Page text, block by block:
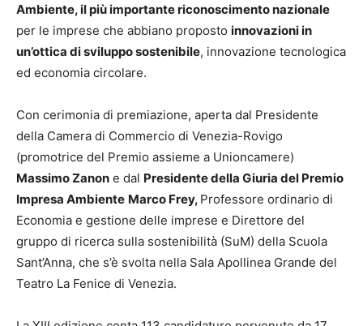
Ambiente, il più importante riconoscimento nazionale
per le imprese che abbiano proposto innovazioni in
un’ottica di sviluppo sostenibile, innovazione tecnologica
ed economia circolare.
Con cerimonia di premiazione, aperta dal Presidente
della Camera di Commercio di Venezia-Rovigo
(promotrice del Premio assieme a Unioncamere)
Massimo Zanon e dal Presidente della Giuria del Premio
Impresa Ambiente Marco Frey, Professore ordinario di
Economia e gestione delle imprese e Direttore del
gruppo di ricerca sulla sostenibilità (SuM) della Scuola
Sant’Anna, che s’è svolta nella Sala Apollinea Grande del
Teatro La Fenice di Venezia.